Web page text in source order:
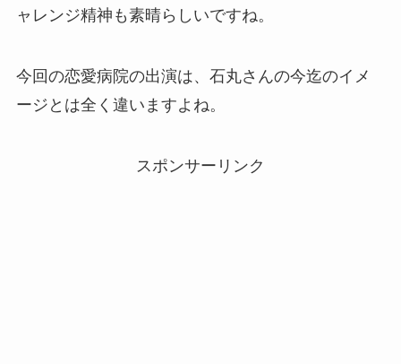
ャレンジ精神も素晴らしいですね。
今回の恋愛病院の出演は、石丸さんの今迄のイメ
ージとは全く違いますよね。
スポンサーリンク